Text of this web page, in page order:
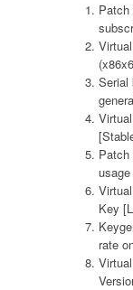
Serial
Key
rate